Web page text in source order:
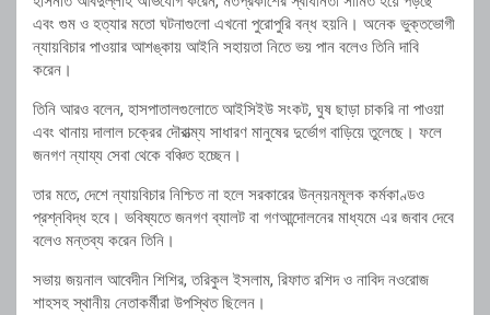
এবং গুম ও হত্যার মতো ঘটনাগুলো এখনো পুরোপুরি বন্ধ হয়নি। অনেক ভুক্তভোগী
ন্যায়বিচার পাওয়ার আশঙ্কায় আইনি সহায়তা নিতে ভয় পান বলেও তিনি দাবি
করেন।
তিনি আরও বলেন, হাসপাতালগুলোতে আইসিইউ সংকট, ঘুষ ছাড়া চাকরি না পাওয়া
এবং থানায় দালাল চক্রের দৌরাত্ম্য সাধারণ মানুষের দুর্ভোগ বাড়িয়ে তুলেছে। ফলে
জনগণ ন্যায্য সেবা থেকে বঞ্চিত হচ্ছেন।
তার মতে, দেশে ন্যায়বিচার নিশ্চিত না হলে সরকারের উন্নয়নমূলক কর্মকাণ্ডও
প্রশ্নবিদ্ধ হবে। ভবিষ্যতে জনগণ ব্যালট বা গণআন্দোলনের মাধ্যমে এর জবাব দেবে
বলেও মন্তব্য করেন তিনি।
সভায় জয়নাল আবেদীন শিশির, তরিকুল ইসলাম, রিফাত রশিদ ও নাবিদ নওরোজ
শাহসহ স্থানীয় নেতাকর্মীরা উপস্থিত ছিলেন।